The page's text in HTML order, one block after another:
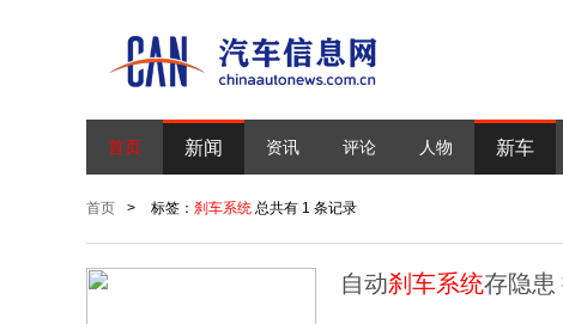
首页 新闻 资讯 评论 人物 新车
首页 > 标签： 刹车系统 总共有 1 条记录
自动刹车系统存隐患